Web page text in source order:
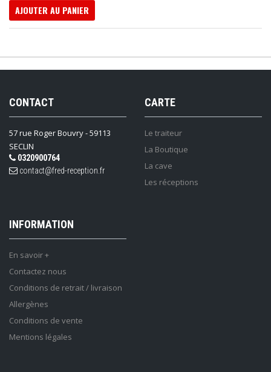
AJOUTER AU PANIER
CONTACT
57 rue Roger Bouvry - 59113
SECLIN
0320900764
contact@fred-reception.fr
CARTE
Le traiteur
La Boutique
La cave
Les réceptions
INFORMATION
En savoir +
Contactez nous
Conditions de retrait / livraison
Allergènes
Conditions de vente
Mentions légales